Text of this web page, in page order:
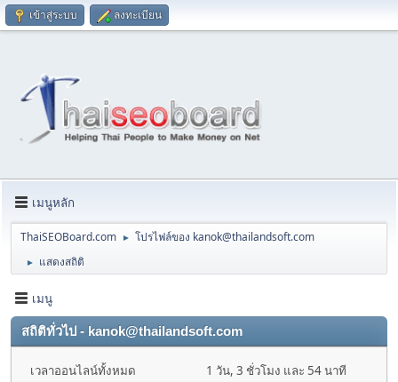
เข้าสู่ระบบ ลงทะเบียน
เมนูหลัก
ThaiSEOBoard.com ► โปรไฟล์ของ kanok@thailandsoft.com
► แสดงสถิติ
เมนู
สถิติทั่วไป - kanok@thailandsoft.com
เวลาออนไลน์ทั้งหมด
1 วัน, 3 ชั่วโมง และ 54 นาที